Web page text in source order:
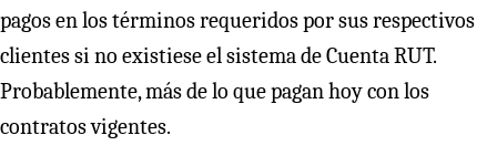
pagos en los términos requeridos por sus respectivos
clientes si no existiese el sistema de Cuenta RUT.
Probablemente, más de lo que pagan hoy con los
contratos vigentes.